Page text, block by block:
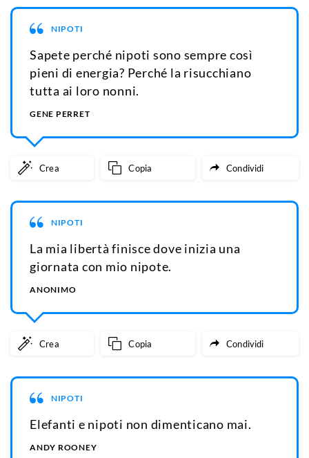
NIPOTI
Sapete perché nipoti sono sempre così
pieni di energia? Perché la risucchiano
tutta ai loro nonni.
GENE PERRET
Crea Copia Condividi
NIPOTI
La mia libertà finisce dove inizia una
giornata con mio nipote.
ANONIMO
Crea Copia Condividi
NIPOTI
Elefanti e nipoti non dimenticano mai.
ANDY ROONEY